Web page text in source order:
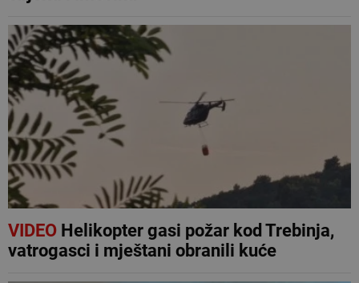
VIDEOHelikopter gasi požar kod Trebinja,
vatrogasci i mještani obranili kuće